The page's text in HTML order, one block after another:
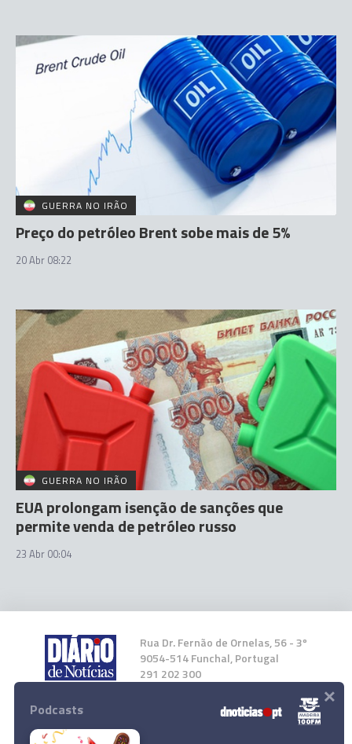
GUERRA NO IRÃO
Preço do petróleo Brent sobe mais de 5%
20 Abr 08:22
GUERRA NO IRÃO
EUA prolongam isenção de sanções que
permite venda de petróleo russo
23 Abr 00:04
Rua Dr. Fernão de Ornelas, 56 - 3º
9054-514 Funchal, Portugal
291 202 300
Instale a nossa App
Podcasts ×